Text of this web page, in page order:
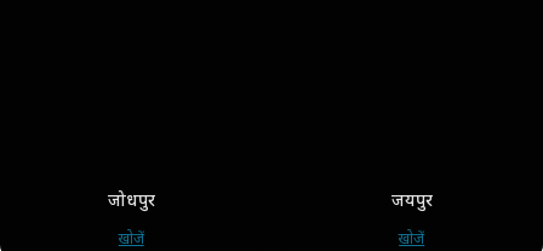
जोधपुर
खोजें
जयपुर
खोजें